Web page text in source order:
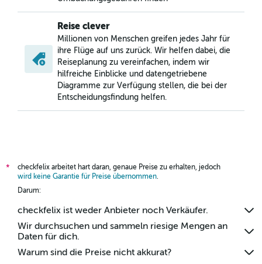
Flüge von Ouagadougou nach Wien
Flüge von Marrakesch nach Klagenfurt
Flüge von Rabat nach Salzburg
Reise clever
Millionen von Menschen greifen jedes Jahr für
ihre Flüge auf uns zurück. Wir helfen dabei, die
Reiseplanung zu vereinfachen, indem wir
hilfreiche Einblicke und datengetriebene
Diagramme zur Verfügung stellen, die bei der
Entscheidungsfindung helfen.
*
checkfelix arbeitet hart daran, genaue Preise zu erhalten, jedoch
wird keine Garantie für Preise übernommen.
Darum:
checkfelix ist weder Anbieter noch Verkäufer.
Wir durchsuchen und sammeln riesige Mengen an
Daten für dich.
Warum sind die Preise nicht akkurat?